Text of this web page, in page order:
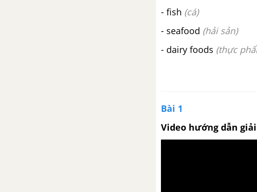
- fish (cá)
- seafood (hải sản)
- dairy foods (thực
Bài 1
Video hướng dẫn giải